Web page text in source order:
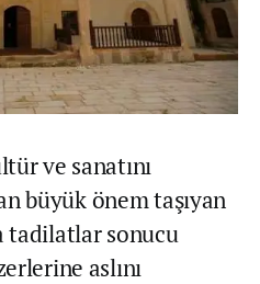
ve sanatını
büyük önem taşıyan
tadilatlar sonucu
aslını